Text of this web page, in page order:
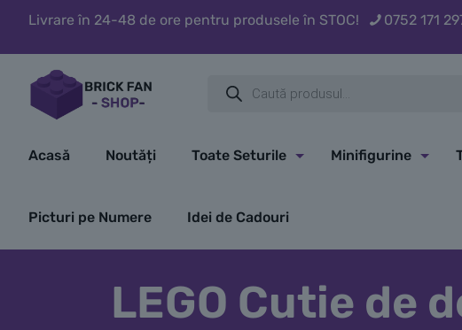
Livrare în 24-48 de ore pentru produsele în STOC! 0752 171
search
Acasă Noutăți Toate Seturile Minifigurine
Picturi pe Numere Idei de Cadouri
LEGO Cutie de